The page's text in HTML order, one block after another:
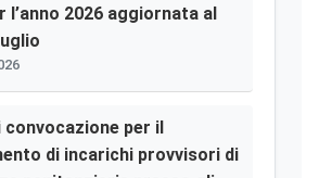
l’anno 2026 aggiornata al
convocazione per il
di incarichi provvisori di